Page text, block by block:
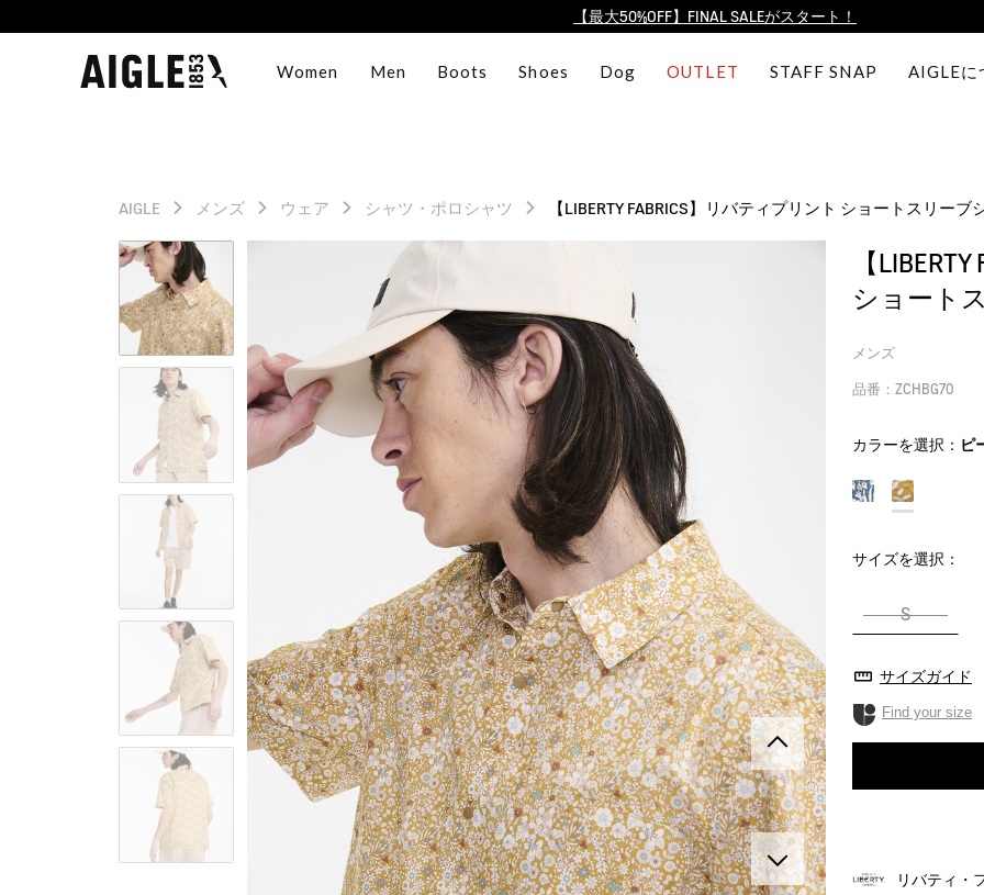
【最大50%OFF】FINAL SALEがスタート！
AIGLE CLUB ポイントサービス終了のお知らせ
AIGLE CLUB ポイントサービス終了のお知らせ
Women Men Boots Shoes Dog OUTLET STAFF SNAP AIGLEに
AIGLE メンズ ウェア シャツ・ポロシャツ 【LIBERTY FABRICS】リバティプリント ショートスリーブ
【
ショート
メンズ
品番：ZCHBG70
カラーを選択： ピ
サイズを選択：
S
サイズガイド
Find your size
リバティ・